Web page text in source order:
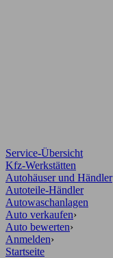
Service-Übersicht
Kfz-Werkstätten
Autohäuser und Händler
Autoteile-Händler
Autowaschanlagen
Auto verkaufen›
Auto bewerten›
Anmelden›
Startseite